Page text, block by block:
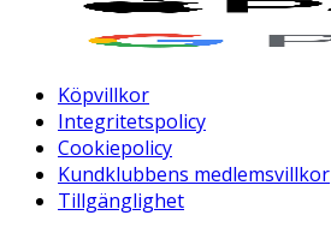
Köpvillkor
Integritetspolicy
Cookiepolicy
Kundklubbens medlemsvillkor
Tillgänglighet